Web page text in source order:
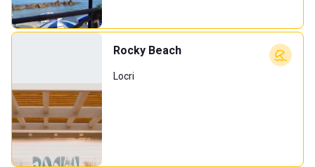
Rocky Beach
Locri